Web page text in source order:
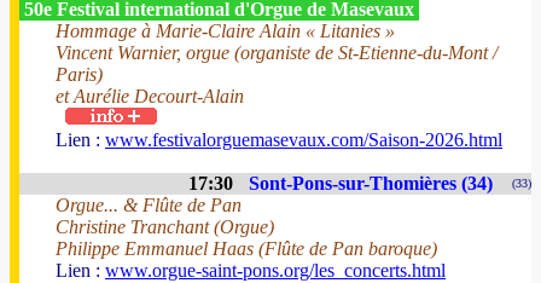
50e Festival international d'Orgue de Masevaux
Hommage à Marie-Claire Alain « Litanies »
Vincent Warnier, orgue (organiste de St-Etienne-du-Mont /
Paris)
et Aurélie Decourt-Alain
Lien : www.festivalorguemasevaux.com/Saison-2026.html
17:30 Sont-Pons-sur-Thomières (34) (33)
Orgue... & Flûte de Pan
Christine Tranchant (Orgue)
Philippe Emmanuel Haas (Flûte de Pan baroque)
Lien : www.orgue-saint-pons.org/les_concerts.html